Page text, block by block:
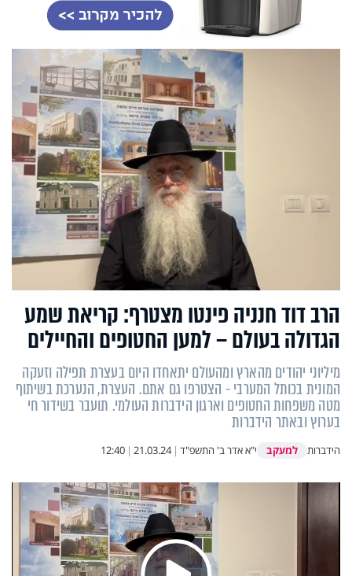
הרב דוד חנניה פינטו מצטרף: קריאת שמע
הגדולה בעולם – למען החטופים והחיילים
מיליוני יהודים מהארץ ומהעולם יתאחדו היום בעצרת תפילה וזעקה
המונית בכותל המערבי - הצטרפו גם אתם. העצרת, הנערכת בשיתוף
מטה משפחות החטופים וארגון הידברות העולמי. תועבר בשידור חי
בערוץ ובאתר הידברות
הידברות למעקב י"א אדר ב' התשפ"ד |
21.03.24
|
12:40